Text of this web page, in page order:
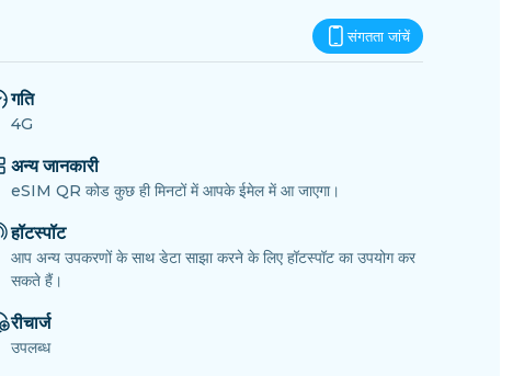
संगतता जांचें
गति
4G
अन्य जानकारी
eSIM QR कोड कुछ ही मिनटों में आपके ईमेल में आ जाएगा।
हॉटस्पॉट
आप अन्य उपकरणों के साथ डेटा साझा करने के लिए हॉटस्पॉट का उपयोग कर
सकते हैं।
रीचार्ज
उपलब्ध